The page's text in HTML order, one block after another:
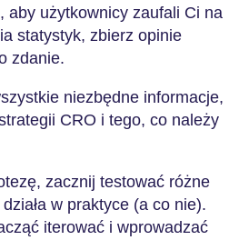
aby użytkownicy zaufali Ci na
statystyk, zbierz opinie
zdanie.
niezbędne informacje,
CRO i tego, co należy
zacznij testować różne
w praktyce (a co nie).
iterować i wprowadzać